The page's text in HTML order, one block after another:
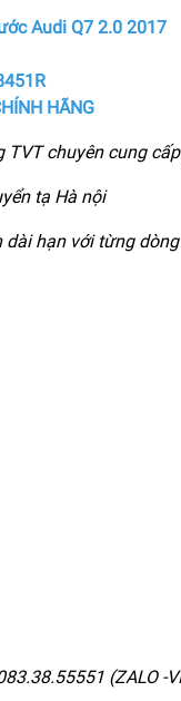
Audi Q7 2.0 2017
HÃNG
TVT chuyên cung
tạ Hà nội
dài hạn với từng
(ZALO -